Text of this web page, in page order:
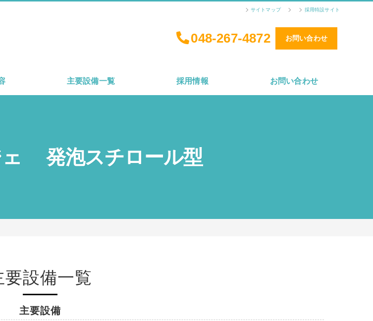
048-267-4872
サイトマップ 採用特設サイト
お問い合わせ
主要設備一覧 採用情報 お問い合わせ
ェ 発泡スチロール型
主要設備
要設備一覧